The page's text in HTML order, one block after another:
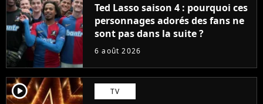
Ted Lasso saison 4 : pourquoi ces
personnages adorés des fans ne
sont pas dans la suite ?
6 août 2026
player2 TV